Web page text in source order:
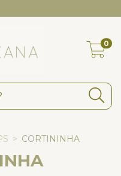
0
> CORTININHA